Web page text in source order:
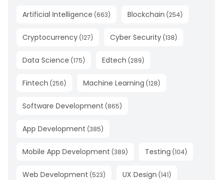
Artificial Intelligence (663) Blockchain (254)
Cryptocurrency (127) Cyber Security (138)
Data Science (175) Edtech (289)
Fintech (256) Machine Learning (128)
Software Development (865)
App Development (385)
Mobile App Development (389) Testing (104)
Web Development (523) UX Design (141)